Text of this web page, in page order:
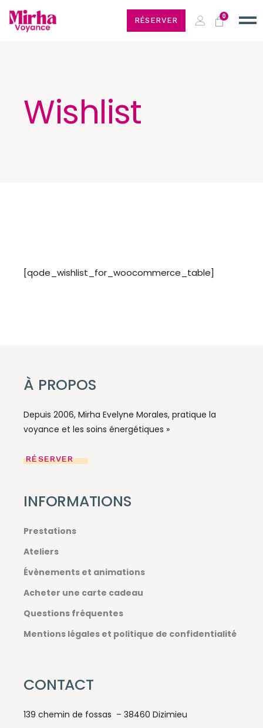
RÉSERVER
0
Wishlist
[qode_wishlist_for_woocommerce_table]
À PROPOS
Depuis 2006, Mirha Evelyne Morales, pratique la
voyance et les soins énergétiques »
RÉSERVER
INFORMATIONS
Prestations
Ateliers
Évènements et animations
Acheter une carte cadeau
Questions fréquentes
Mentions légales et politique de confidentialité
CONTACT
139 chemin de fossas – 38460 Dizimieu